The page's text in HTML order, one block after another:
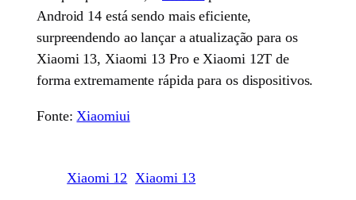
Android 14 está sendo mais eficiente,
surpreendendo ao lançar a atualização para os
Xiaomi 13, Xiaomi 13 Pro e Xiaomi 12T de
forma extremamente rápida para os dispositivos.
Fonte: Xiaomiui
Xiaomi 12 Xiaomi 13